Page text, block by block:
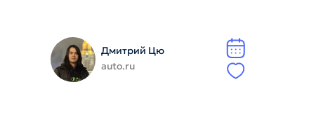
Дмитрий Цю
auto.ru